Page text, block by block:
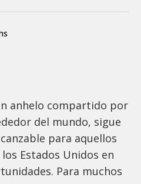
anhelo compartido por
del mundo, sigue
para aquellos
Estados Unidos en
Para muchos